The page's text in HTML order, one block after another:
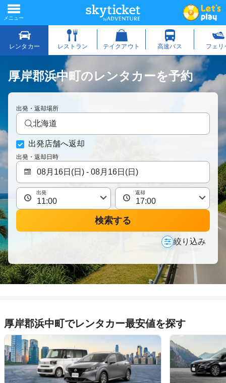
厚岸郡浜中町のレンタカーを予約
出発・返却場所
北海道
出発店舗へ返却
出発・返却日時
出発 返却
検索する
絞り込み
厚岸郡浜中町でレンタカー最安値を探す